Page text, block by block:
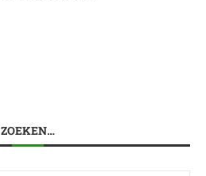
ZOEKEN…